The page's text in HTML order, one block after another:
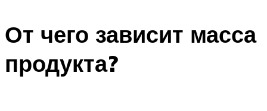
От чего зависит масса
продукта?